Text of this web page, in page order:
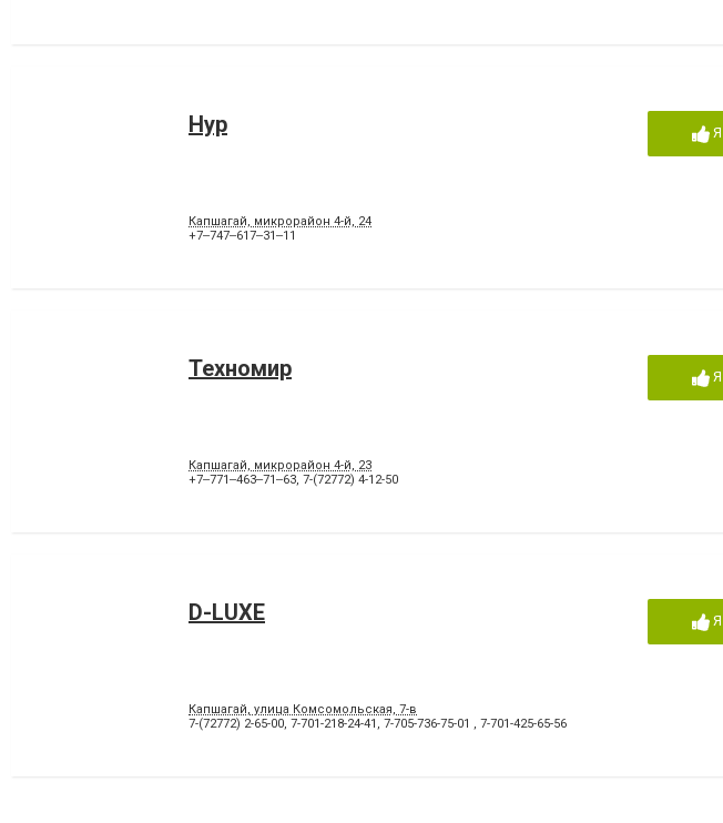
Нур
Капшагай, микрорайон 4-й, 24
+7‒747‒617‒31‒11
Техномир
Капшагай, микрорайон 4-й, 23
+7‒771‒463‒71‒63, 7-(72772) 4-12-50
D-LUXE
Капшагай, улица Комсомольская, 7-в
7-(72772) 2-65-00, 7-701-218-24-41 , 7-705-736-75-01 , 7-701-425-65-56